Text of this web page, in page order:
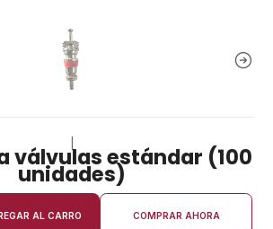
válvulas estándar (100
unidades)
AL CARRO COMPRAR AHORA